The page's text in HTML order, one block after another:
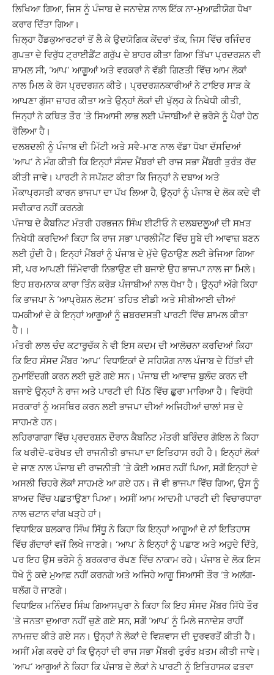
ਲਿਖਿਆ ਗਿਆ, ਜਿਸ ਨੂੰ ਪੰਜਾਬ ਦੇ ਜਨਾਦੇਸ਼ ਨਾਲ ਇੱਕ ਨਾ-ਮੁਆਫ਼ੀਯੋਗ ਧੋਖਾ
ਕਰਾਰ ਦਿੱਤਾ ਗਿਆ।
ਜ਼ਿਲ੍ਹਾ ਹੈੱਡਕੁਆਰਟਰਾਂ ਤੋਂ ਲੈ ਕੇ ਉਦਯੋਗਿਕ ਕੇਂਦਰਾਂ ਤੱਕ, ਜਿਸ ਵਿੱਚ ਰਜਿੰਦਰ
ਗੁਪਤਾ ਦੇ ਵਿਰੁੱਧ ਟ੍ਰਾਈਡੈਂਟ ਗਰੁੱਪ ਦੇ ਬਾਹਰ ਕੀਤਾ ਗਿਆ ਤਿੱਖਾ ਪ੍ਰਦਰਸ਼ਨ ਵੀ
ਸ਼ਾਮਲ ਸੀ, ‘ਆਪ’ ਆਗੂਆਂ ਅਤੇ ਵਰਕਰਾਂ ਨੇ ਵੱਡੀ ਗਿਣਤੀ ਵਿੱਚ ਆਮ ਲੋਕਾਂ
ਨਾਲ ਮਿਲ ਕੇ ਰੋਸ ਪ੍ਰਦਰਸ਼ਨ ਕੀਤੇ। ਪ੍ਰਦਰਸ਼ਨਕਾਰੀਆਂ ਨੇ ਟਾਇਰ ਸਾੜ ਕੇ
ਆਪਣਾ ਗੁੱਸਾ ਜ਼ਾਹਰ ਕੀਤਾ ਅਤੇ ਉਨ੍ਹਾਂ ਲੋਕਾਂ ਦੀ ਖੁੱਲ੍ਹ ਕੇ ਨਿਖੇਧੀ ਕੀਤੀ,
ਜਿਨ੍ਹਾਂ ਨੇ ਕਥਿਤ ਤੌਰ ‘ਤੇ ਸਿਆਸੀ ਲਾਭ ਲਈ ਪੰਜਾਬੀਆਂ ਦੇ ਭਰੋਸੇ ਨੂੰ ਪੈਰਾਂ ਹੇਠ
ਰੋਲਿਆ ਹੈ।
ਦਲਬਦਲੀ ਨੂੰ ਪੰਜਾਬ ਦੀ ਮਿੱਟੀ ਅਤੇ ਸਵੈ-ਮਾਣ ਨਾਲ ਵੱਡਾ ਧੋਖਾ ਦੱਸਦਿਆਂ
‘ਆਪ’ ਨੇ ਮੰਗ ਕੀਤੀ ਕਿ ਇਨ੍ਹਾਂ ਸੰਸਦ ਮੈਂਬਰਾਂ ਦੀ ਰਾਜ ਸਭਾ ਮੈਂਬਰੀ ਤੁਰੰਤ ਰੱਦ
ਕੀਤੀ ਜਾਵੇ। ਪਾਰਟੀ ਨੇ ਸਪੱਸ਼ਟ ਕੀਤਾ ਕਿ ਜਿਨ੍ਹਾਂ ਨੇ ਦਬਾਅ ਅਤੇ
ਮੌਕਾਪ੍ਰਸਤੀ ਕਾਰਨ ਭਾਜਪਾ ਦਾ ਪੱਖ ਲਿਆ ਹੈ, ਉਨ੍ਹਾਂ ਨੂੰ ਪੰਜਾਬ ਦੇ ਲੋਕ ਕਦੇ ਵੀ
ਸਵੀਕਾਰ ਨਹੀਂ ਕਰਨਗੇ
ਪੰਜਾਬ ਦੇ ਕੈਬਨਿਟ ਮੰਤਰੀ ਹਰਭਜਨ ਸਿੰਘ ਈਟੀਓ ਨੇ ਦਲਬਦਲੂਆਂ ਦੀ ਸਖ਼ਤ
ਨਿਖੇਧੀ ਕਰਦਿਆਂ ਕਿਹਾ ਕਿ ਰਾਜ ਸਭਾ ਪਾਰਲੀਮੈਂਟ ਵਿੱਚ ਸੂਬੇ ਦੀ ਆਵਾਜ਼ ਬਣਨ
ਲਈ ਹੁੰਦੀ ਹੈ। ਇਨ੍ਹਾਂ ਮੈਂਬਰਾਂ ਨੂੰ ਪੰਜਾਬ ਦੇ ਮੁੱਦੇ ਉਠਾਉਣ ਲਈ ਭੇਜਿਆ ਗਿਆ
ਸੀ, ਪਰ ਆਪਣੀ ਜ਼ਿੰਮੇਵਾਰੀ ਨਿਭਾਉਣ ਦੀ ਬਜਾਏ ਉਹ ਭਾਜਪਾ ਨਾਲ ਜਾ ਮਿਲੇ।
ਇਹ ਸ਼ਰਮਨਾਕ ਕਾਰਾ ਤਿੰਨ ਕਰੋੜ ਪੰਜਾਬੀਆਂ ਨਾਲ ਧੋਖਾ ਹੈ। ਉਨ੍ਹਾਂ ਅੱਗੇ ਕਿਹਾ
ਕਿ ਭਾਜਪਾ ਨੇ ‘ਆਪ੍ਰੇਸ਼ਨ ਲੋਟਸ’ ਤਹਿਤ ਈਡੀ ਅਤੇ ਸੀਬੀਆਈ ਦੀਆਂ
ਧਮਕੀਆਂ ਦੇ ਕੇ ਇਨ੍ਹਾਂ ਆਗੂਆਂ ਨੂੰ ਜ਼ਬਰਦਸਤੀ ਪਾਰਟੀ ਵਿੱਚ ਸ਼ਾਮਲ ਕੀਤਾ
ਹੈ।।
ਮੰਤਰੀ ਲਾਲ ਚੰਦ ਕਟਾਰੂਚੱਕ ਨੇ ਵੀ ਇਸ ਕਦਮ ਦੀ ਆਲੋਚਨਾ ਕਰਦਿਆਂ ਕਿਹਾ
ਕਿ ਇਹ ਸੰਸਦ ਮੈਂਬਰ ‘ਆਪ’ ਵਿਧਾਇਕਾਂ ਦੇ ਸਹਿਯੋਗ ਨਾਲ ਪੰਜਾਬ ਦੇ ਹਿੱਤਾਂ ਦੀ
ਨੁਮਾਇੰਦਗੀ ਕਰਨ ਲਈ ਚੁਣੇ ਗਏ ਸਨ। ਪੰਜਾਬ ਦੀ ਆਵਾਜ਼ ਬੁਲੰਦ ਕਰਨ ਦੀ
ਬਜਾਏ ਉਨ੍ਹਾਂ ਨੇ ਰਾਜ ਅਤੇ ਪਾਰਟੀ ਦੀ ਪਿੱਠ ਵਿੱਚ ਛੁਰਾ ਮਾਰਿਆ ਹੈ। ਵਿਰੋਧੀ
ਸਰਕਾਰਾਂ ਨੂੰ ਅਸਥਿਰ ਕਰਨ ਲਈ ਭਾਜਪਾ ਦੀਆਂ ਅਜਿਹੀਆਂ ਚਾਲਾਂ ਸਭ ਦੇ
ਸਾਹਮਣੇ ਹਨ।
ਲਹਿਰਾਗਾਗਾ ਵਿੱਚ ਪ੍ਰਦਰਸ਼ਨ ਦੌਰਾਨ ਕੈਬਨਿਟ ਮੰਤਰੀ ਬਰਿੰਦਰ ਗੋਇਲ ਨੇ ਕਿਹਾ
ਕਿ ਖਰੀਦੋ-ਫਰੋਖਤ ਦੀ ਰਾਜਨੀਤੀ ਭਾਜਪਾ ਦਾ ਇਤਿਹਾਸ ਰਹੀ ਹੈ। ਇਨ੍ਹਾਂ ਲੋਕਾਂ
ਦੇ ਜਾਣ ਨਾਲ ਪੰਜਾਬ ਦੀ ਰਾਜਨੀਤੀ ‘ਤੇ ਕੋਈ ਅਸਰ ਨਹੀਂ ਪਿਆ, ਸਗੋਂ ਇਨ੍ਹਾਂ ਦੇ
ਅਸਲੀ ਚਿਹਰੇ ਲੋਕਾਂ ਸਾਹਮਣੇ ਆ ਗਏ ਹਨ। ਜੋ ਵੀ ਭਾਜਪਾ ਵਿੱਚ ਗਿਆ, ਉਸ ਨੂੰ
ਬਾਅਦ ਵਿੱਚ ਪਛਤਾਉਣਾ ਪਿਆ। ਅਸੀਂ ਆਮ ਆਦਮੀ ਪਾਰਟੀ ਦੀ ਵਿਚਾਰਧਾਰਾ
ਨਾਲ ਚਟਾਨ ਵਾਂਗ ਖੜ੍ਹੇ ਹਾਂ।
ਵਿਧਾਇਕ ਬਲਕਾਰ ਸਿੰਘ ਸਿੱਧੂ ਨੇ ਕਿਹਾ ਕਿ ਇਨ੍ਹਾਂ ਆਗੂਆਂ ਦੇ ਨਾਂ ਇਤਿਹਾਸ
ਵਿੱਚ ਗੱਦਾਰਾਂ ਵਜੋਂ ਲਿਖੇ ਜਾਣਗੇ। ‘ਆਪ’ ਨੇ ਇਨ੍ਹਾਂ ਨੂੰ ਪਛਾਣ ਅਤੇ ਅਹੁਦੇ ਦਿੱਤੇ,
ਪਰ ਇਹ ਉਸ ਭਰੋਸੇ ਨੂੰ ਬਰਕਰਾਰ ਰੱਖਣ ਵਿੱਚ ਨਾਕਾਮ ਰਹੇ। ਪੰਜਾਬ ਦੇ ਲੋਕ ਇਸ
ਧੋਖੇ ਨੂੰ ਕਦੇ ਮੁਆਫ਼ ਨਹੀਂ ਕਰਨਗੇ ਅਤੇ ਅਜਿਹੇ ਆਗੂ ਸਿਆਸੀ ਤੌਰ ‘ਤੇ ਅਲੱਗ-
ਥਲੱਗ ਹੋ ਜਾਣਗੇ।
ਵਿਧਾਇਕ ਮਨਿੰਦਰ ਸਿੰਘ ਗਿਆਸਪੁਰਾ ਨੇ ਕਿਹਾ ਕਿ ਇਹ ਸੰਸਦ ਮੈਂਬਰ ਸਿੱਧੇ ਤੌਰ
‘ਤੇ ਜਨਤਾ ਦੁਆਰਾ ਨਹੀਂ ਚੁਣੇ ਗਏ ਸਨ, ਸਗੋਂ ‘ਆਪ’ ਨੂੰ ਮਿਲੇ ਜਨਾਦੇਸ਼ ਰਾਹੀਂ
ਨਾਮਜ਼ਦ ਕੀਤੇ ਗਏ ਸਨ। ਉਨ੍ਹਾਂ ਨੇ ਲੋਕਾਂ ਦੇ ਵਿਸ਼ਵਾਸ ਦੀ ਦੁਰਵਰਤੋਂ ਕੀਤੀ ਹੈ।
ਅਸੀਂ ਮੰਗ ਕਰਦੇ ਹਾਂ ਕਿ ਉਨ੍ਹਾਂ ਦੀ ਰਾਜ ਸਭਾ ਮੈਂਬਰੀ ਤੁਰੰਤ ਖ਼ਤਮ ਕੀਤੀ ਜਾਵੇ।
‘ਆਪ’ ਆਗੂਆਂ ਨੇ ਕਿਹਾ ਕਿ ਪੰਜਾਬ ਦੇ ਲੋਕਾਂ ਨੇ ਪਾਰਟੀ ਨੂੰ ਇਤਿਹਾਸਕ ਫਤਵਾ